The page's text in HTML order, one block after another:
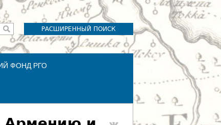
РАСШИРЕННЫЙ ПОИСК
ФОНД РГО